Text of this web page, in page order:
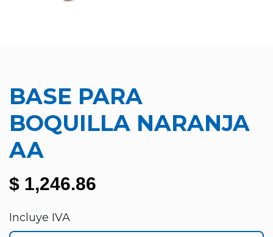
BASE PARA
BOQUILLA NARANJA
AA
$ 1,246.86
Incluye IVA